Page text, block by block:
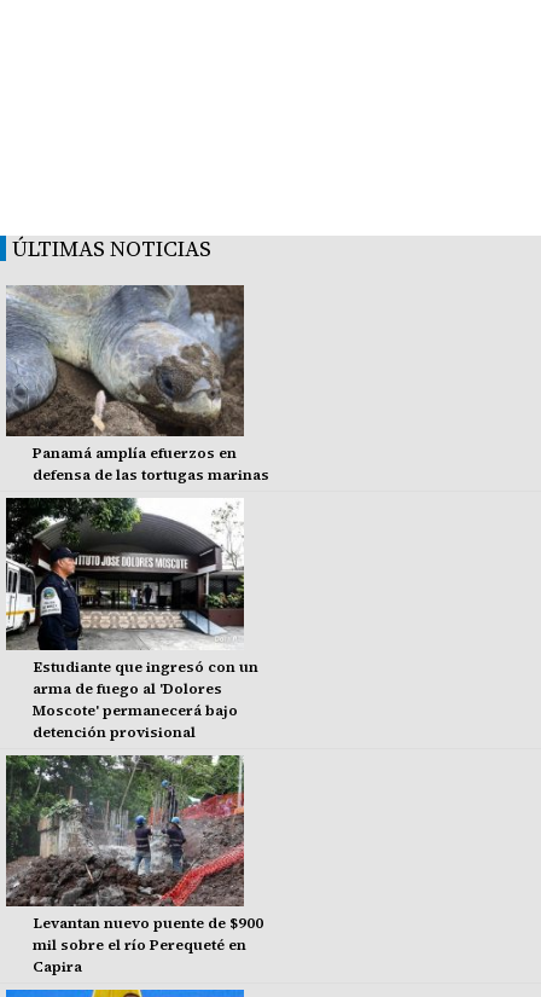
ÚLTIMAS NOTICIAS
Panamá amplía efuerzos en
defensa de las tortugas marinas
Estudiante que ingresó con un
arma de fuego al 'Dolores
Moscote' permanecerá bajo
detención provisional
Levantan nuevo puente de $900
mil sobre el río Perequeté en
Capira